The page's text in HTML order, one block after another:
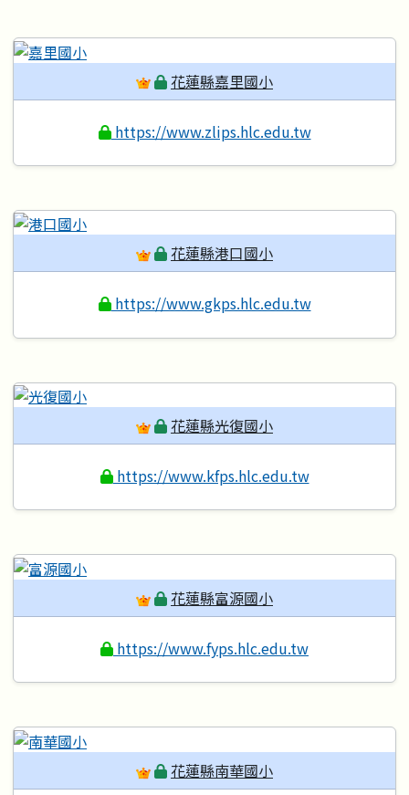
花蓮縣嘉里國小
https://www.zlips.hlc.edu.tw
花蓮縣港口國小
https://www.gkps.hlc.edu.tw
花蓮縣光復國小
https://www.kfps.hlc.edu.tw
花蓮縣富源國小
https://www.fyps.hlc.edu.tw
花蓮縣南華國小